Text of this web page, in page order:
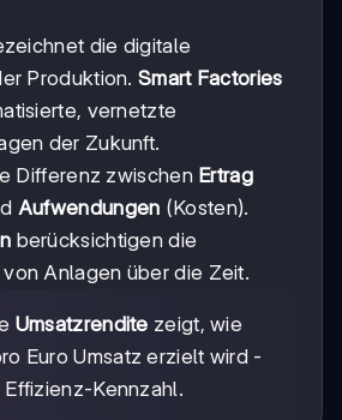
die digitale
Produktion.Smart Factories
vernetzte
der Zukunft.
Differenz zwischen Ertrag
Aufwendungen (Kosten).
berücksichtigen die
Anlagen über die Zeit.
Umsatzrendite zeigt, wie
Euro Umsatz erzielt wird -
Kennzahl.